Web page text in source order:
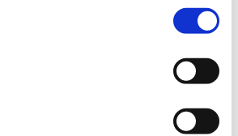
vám prinášať lepší zážitok z
Kontakty